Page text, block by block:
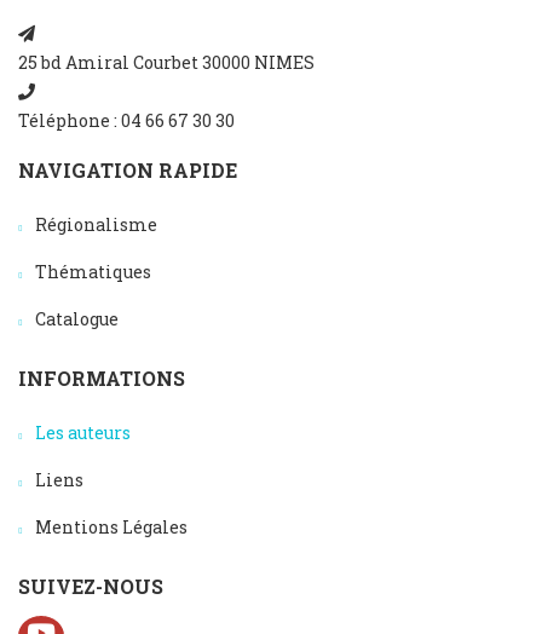
25 bd Amiral Courbet 30000 NIMES
Téléphone : 04 66 67 30 30
NAVIGATION RAPIDE
Régionalisme
Thématiques
Catalogue
INFORMATIONS
Les auteurs
Liens
Mentions Légales
SUIVEZ-NOUS